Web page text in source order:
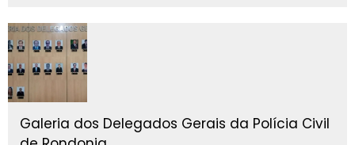
Galeria dos Delegados Gerais da Polícia Civil